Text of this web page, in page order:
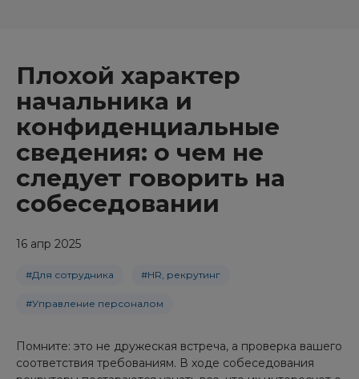
Плохой характер
начальника и
конфиденциальные
сведения: о чем не
следует говорить на
собеседовании
16 апр 2025
#Для сотрудника #HR, рекрутинг
#Управление персоналом
Помните: это не дружеская встреча, а проверка вашего
соответствия требованиям. В ходе собеседования